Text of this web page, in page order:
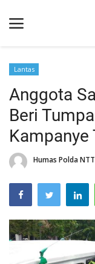
Beranda
Binkam
Terms &
Reskrim
Lantas
Polisi Kita
Mitra Polisi
Giat Ops
Lantas
Anggota
Beri
Kampanye
Humas Polda NTT